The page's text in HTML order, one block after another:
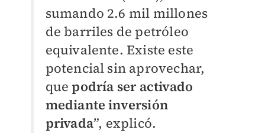
sumando 2.6 mil millones
de barriles de petróleo
equivalente. Existe este
potencial sin aprovechar,
quepodría ser activado
mediante inversión
privada”, explicó.